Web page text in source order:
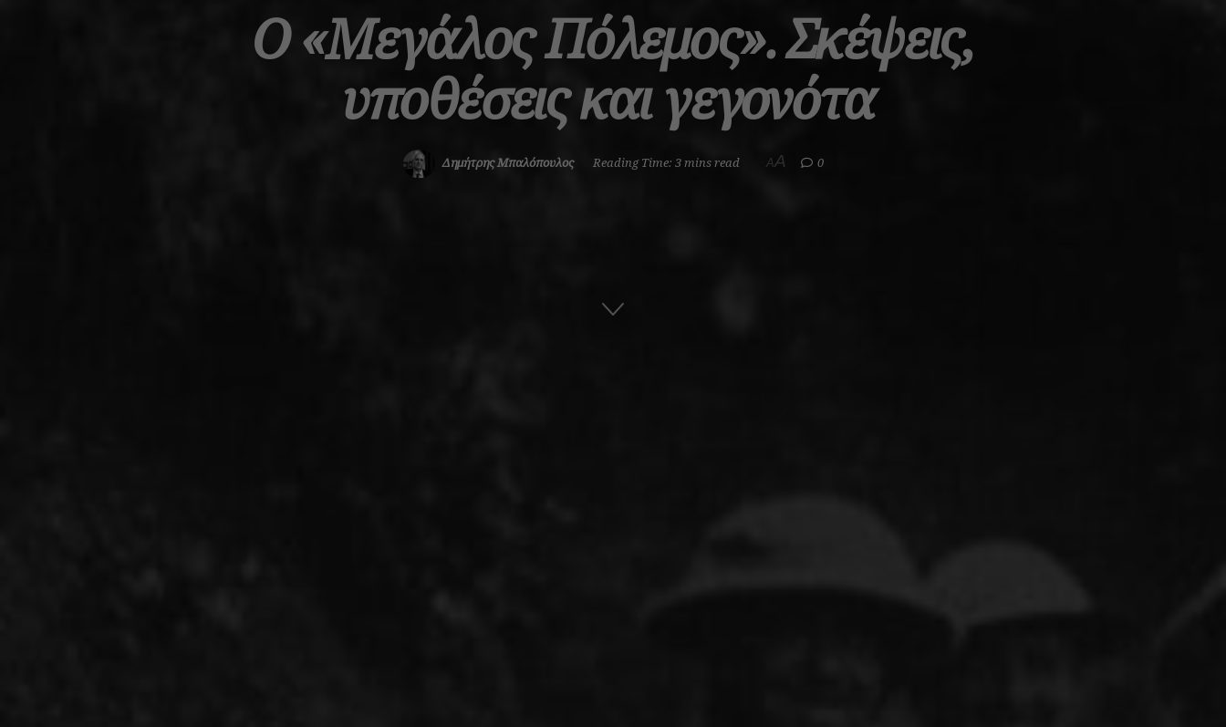
Ο «Μεγάλος Πόλεμος». Σκέψεις,
υποθέσεις και γεγονότα
Δημήτρης Μπαλόπουλος Reading Time: 3 mins read AA 0